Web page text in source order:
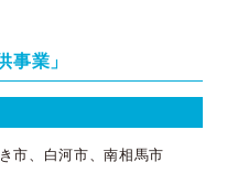
事業」
市、白河市、南相馬市